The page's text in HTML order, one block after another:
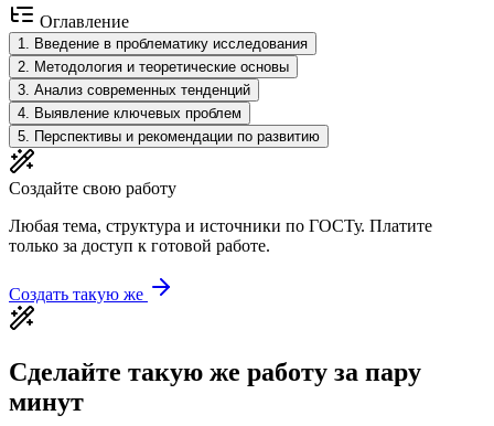
Оглавление
1
Введение в проблематику исследования
2
Методология и теоретические основы
3 Анализ современных тенденций
4
Выявление ключевых проблем
5
Перспективы и рекомендации по развитию
Создайте свою работу
Любая тема, структура и источники по ГОСТу. Платите
только за доступ к готовой работе.
Создать такую же
Сделайте такую же работу за пару
минут